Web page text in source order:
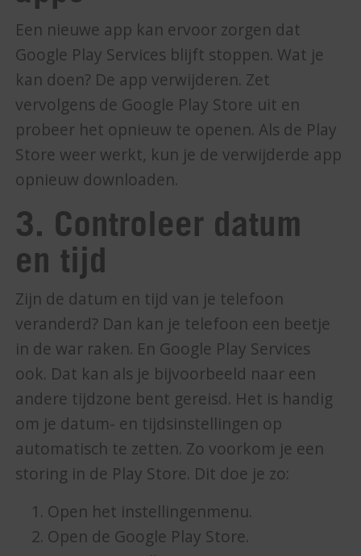
Een nieuwe app kan ervoor zorgen dat
Google Play Services blijft stoppen. Wat je
kan doen? De app verwijderen. Zet
vervolgens de Google Play Store uit en
probeer het opnieuw te openen. Als de Play
Store weer werkt, kun je de verwijderde app
opnieuw downloaden.
3. Controleer datum
en tijd
Zijn de datum en tijd van je telefoon
veranderd? Dan kan je telefoon een beetje
in de war raken. En Google Play Services
ook. Dat kan als je bijvoorbeeld naar een
andere tijdzone bent gereisd. Het is handig
om je datum- en tijdsinstellingen op
automatisch te zetten. Zo voorkom je een
storing in de Play Store. Dit doe je zo:
Open het instellingenmenu.
Open de Google Play Store.